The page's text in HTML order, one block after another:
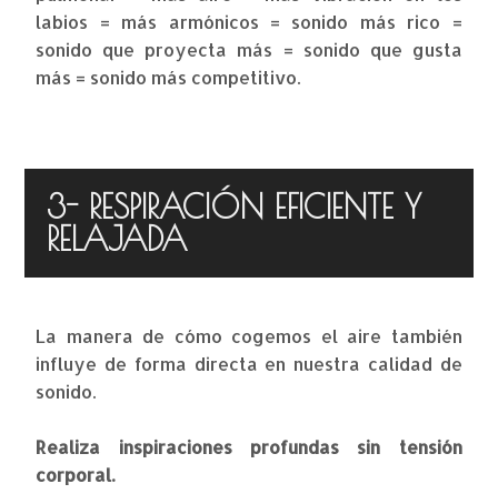
labios = más armónicos = sonido más rico =
sonido que proyecta más = sonido que gusta
más = sonido más competitivo.
3- RESPIRACIÓN EFICIENTE Y
RELAJADA
La manera de cómo cogemos el aire también
influye de forma directa en nuestra calidad de
sonido.
Realiza inspiraciones profundas sin tensión
corporal.